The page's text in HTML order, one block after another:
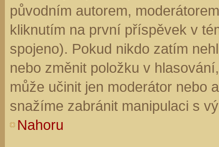
původním autorem,
kliknutím na první příspěvek v
spojeno). Pokud nikdo zatím
nebo změnit položku v
může učinit jen moderátor nebo
snažíme zabránit manipulaci s
Nahoru